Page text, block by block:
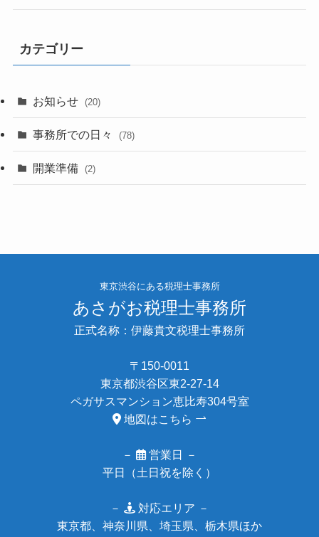
カテゴリー
お知らせ (20)
事務所での日々 (78)
開業準備 (2)
東京渋谷にある税理士事務所
あさがお税理士事務所
正式名称：伊藤貴文税理士事務所
〒150-0011
東京都渋谷区東2-27-14
ペガサスマンション恵比寿304号室
地図はこちら
－
営業日 －
平日（土日祝を除く）
－
対応エリア －
東京都、神奈川県、埼玉県、栃木県ほか